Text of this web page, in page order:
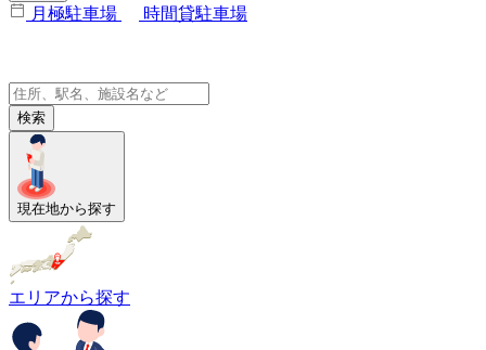
月極駐車場 時間貸駐車場
検索
現在地から探す
エリアから探す